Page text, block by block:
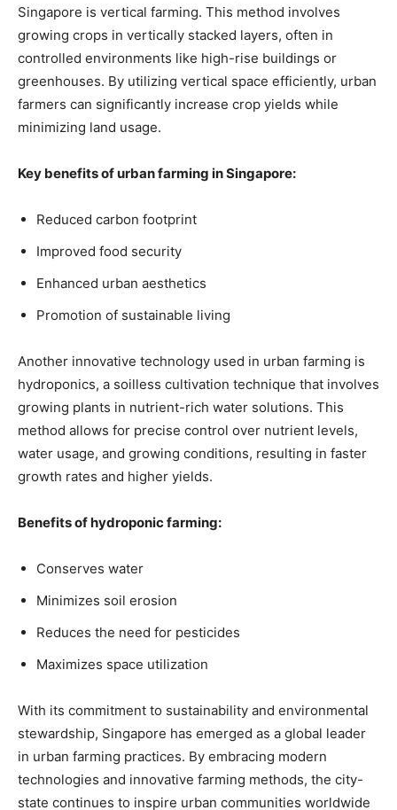
Singapore ⁣is vertical ⁣farming. This method involves
growing crops in vertically stacked layers, often⁢ in
controlled⁢ environments like high-rise buildings ⁢or
greenhouses. ⁣By utilizing vertical space efficiently, urban
farmers can⁣ significantly increase crop yields while
minimizing land ‌usage.
Key benefits of urban‌ farming in Singapore:
Reduced carbon footprint
Improved food security
Enhanced urban aesthetics
Promotion of sustainable living
Another innovative ⁤technology used in urban farming ⁢is
hydroponics, a soilless cultivation technique that involves
​growing⁣ plants in nutrient-rich water‍ solutions. This
method​ allows for precise control over nutrient‍ levels,
⁤water usage, and growing conditions, resulting in⁢ faster
growth rates and higher yields.
Benefits of hydroponic farming:
Conserves water
Minimizes soil erosion
Reduces the⁢ need for pesticides
Maximizes ‍space ⁣utilization
With its ⁣commitment to⁤ sustainability and ‍environmental
stewardship, Singapore has emerged as ‌a‌ global leader
in​ urban ‌farming practices. By embracing⁢ modern
technologies and innovative farming methods, the city-
state continues ⁢to inspire urban communities worldwide